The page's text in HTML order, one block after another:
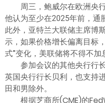
周三，鲍威尔在欧洲央
他认为至少在2025年前，通
此外，亚特兰大联储主席博
示，如果价格增长偏离目标
式”变化，美联储将不得不加
参加会议的其他央行行
英国央行行长贝利，也支持
田和男除外。
根据芝商所(CME)的